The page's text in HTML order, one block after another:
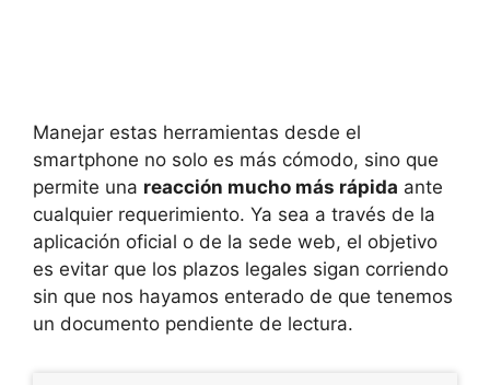
Manejar estas herramientas desde el
smartphone no solo es más cómodo, sino que
permite una reacción mucho más rápida ante
cualquier requerimiento. Ya sea a través de la
aplicación oficial o de la sede web, el objetivo
es evitar que los plazos legales sigan corriendo
sin que nos hayamos enterado de que tenemos
un documento pendiente de lectura.